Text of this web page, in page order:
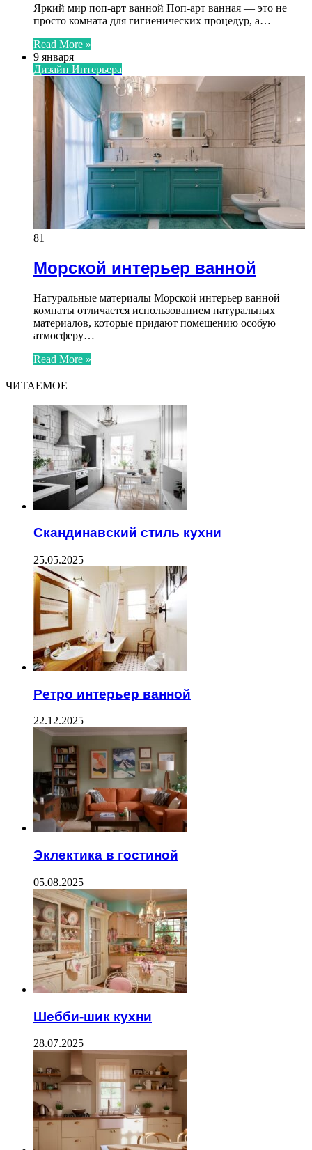
Яркий мир поп-арт ванной Поп-арт ванная — это не
просто комната для гигиенических процедур, а…
Read More »
9 января
Дизайн Интерьера
81
Морской интерьер ванной
Натуральные материалы Морской интерьер ванной
комнаты отличается использованием натуральных
материалов, которые придают помещению особую
атмосферу…
Read More »
ЧИТАЕМОЕ
Скандинавский стиль кухни
25.05.2025
Ретро интерьер ванной
22.12.2025
Эклектика в гостиной
05.08.2025
Шебби-шик кухни
28.07.2025